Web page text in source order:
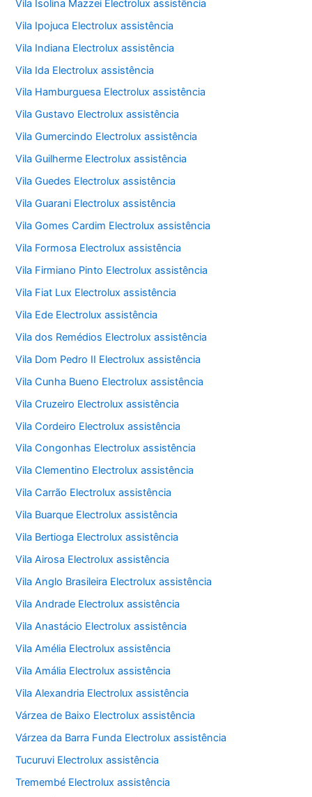
Vila Isolina Mazzei Electrolux assistência
Vila Ipojuca Electrolux assistência
Vila Indiana Electrolux assistência
Vila Ida Electrolux assistência
Vila Hamburguesa Electrolux assistência
Vila Gustavo Electrolux assistência
Vila Gumercindo Electrolux assistência
Vila Guilherme Electrolux assistência
Vila Guedes Electrolux assistência
Vila Guarani Electrolux assistência
Vila Gomes Cardim Electrolux assistência
Vila Formosa Electrolux assistência
Vila Firmiano Pinto Electrolux assistência
Vila Fiat Lux Electrolux assistência
Vila Ede Electrolux assistência
Vila dos Remédios Electrolux assistência
Vila Dom Pedro II Electrolux assistência
Vila Cunha Bueno Electrolux assistência
Vila Cruzeiro Electrolux assistência
Vila Cordeiro Electrolux assistência
Vila Congonhas Electrolux assistência
Vila Clementino Electrolux assistência
Vila Carrão Electrolux assistência
Vila Buarque Electrolux assistência
Vila Bertioga Electrolux assistência
Vila Airosa Electrolux assistência
Vila Anglo Brasileira Electrolux assistência
Vila Andrade Electrolux assistência
Vila Anastácio Electrolux assistência
Vila Amélia Electrolux assistência
Vila Amália Electrolux assistência
Vila Alexandria Electrolux assistência
Várzea de Baixo Electrolux assistência
Várzea da Barra Funda Electrolux assistência
Tucuruvi Electrolux assistência
Tremembé Electrolux assistência